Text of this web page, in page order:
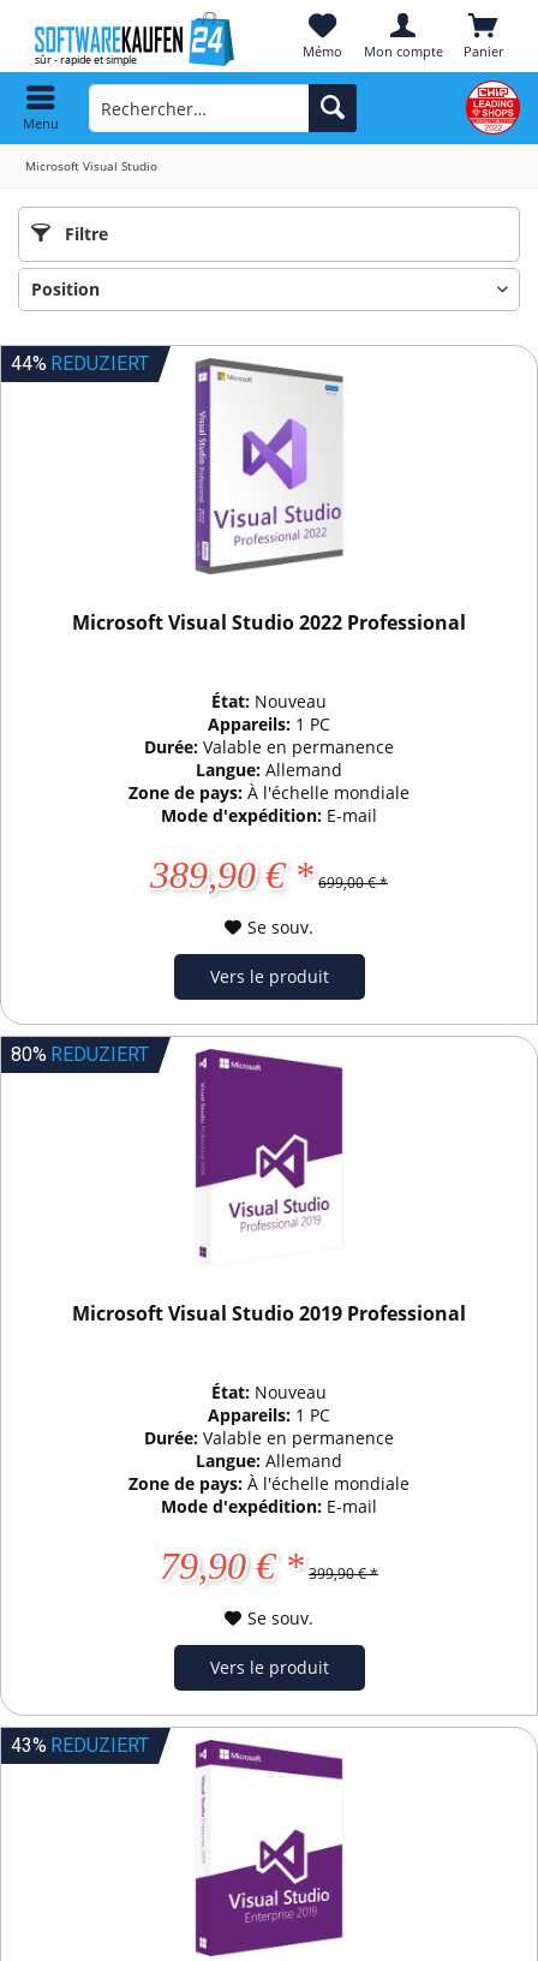
Panier
Mémo Mon compte
Menu
Microsoft Visual Studio
Filtre
44% REDUZIERT
Microsoft Visual Studio 2022 Professional
État: Nouveau
Appareils: 1 PC
Durée: Valable en permanence
Langue: Allemand
Zone de pays: À l'échelle mondiale
Mode d'expédition: E-mail
389,90 € * 699,00 € *
Se souv.
Vers le produit
80% REDUZIERT
Microsoft Visual Studio 2019 Professional
État: Nouveau
Appareils: 1 PC
Durée: Valable en permanence
Langue: Allemand
Zone de pays: À l'échelle mondiale
Mode d'expédition: E-mail
79,90 € * 399,90 € *
Se souv.
Vers le produit
43% REDUZIERT